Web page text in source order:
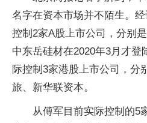
名字在资本市场并不陌生。
控制2家A股上市公司，分别
中东岳硅材在2020年3月才
际控制3家港股上市公司，分
旅、新华联资本。
从傅军目前实际控制的5